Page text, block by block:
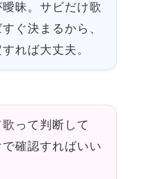
昧。サビだけ歌
ぐ決まるから、
れば大丈夫。
って判断して
確認すればいい